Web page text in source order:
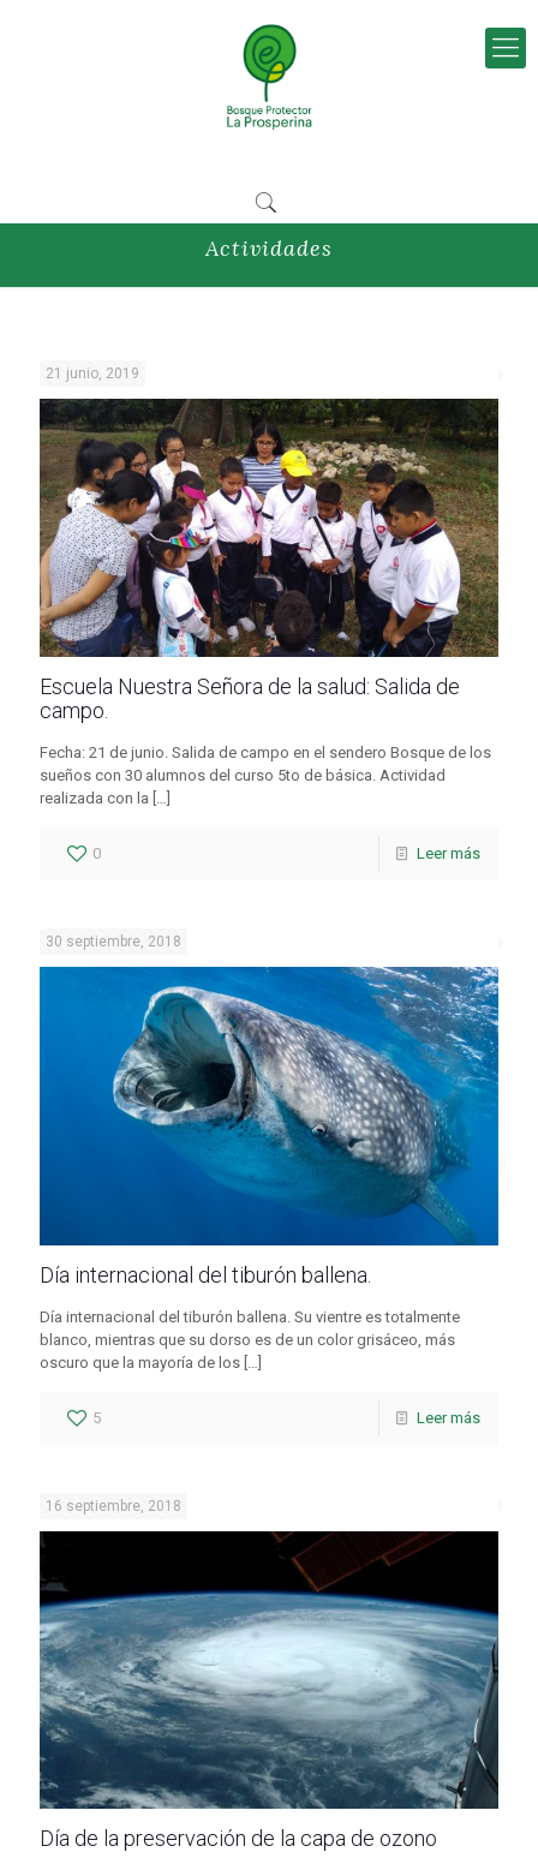
Actividades
21 junio, 2019
Escuela Nuestra Señora de la salud: Salida de
campo.
Fecha: 21 de junio. Salida de campo en el sendero Bosque de los
sueños con 30 alumnos del curso 5to de básica. Actividad
realizada con la […]
0 Leer más
30 septiembre, 2018
Día internacional del tiburón ballena.
Día internacional del tiburón ballena. Su vientre es totalmente
blanco, mientras que su dorso es de un color grisáceo, más
oscuro que la mayoría de los […]
5 Leer más
16 septiembre, 2018
Día de la preservación de la capa de ozono